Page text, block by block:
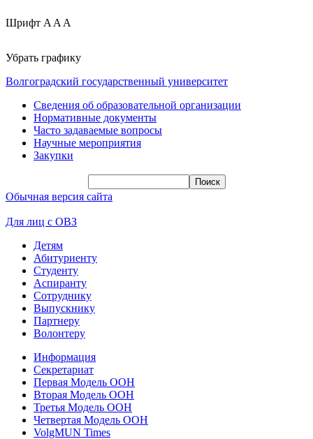
Шрифт A A A
Убрать графику
Волгоградский государственный университет
Сведения об образовательной организации
Нормативные документы
Часто задаваемые вопросы
Научные мероприятия
Закупки
Обычная версия сайта
Для лиц с ОВЗ
Детям
Абитуриенту
Студенту
Аспиранту
Сотруднику
Выпускнику
Партнеру
Волонтеру
Информация
Секретариат
Первая Модель ООН
Вторая Модель ООН
Третья Модель ООН
Четвертая Модель ООН
VolgMUN Times